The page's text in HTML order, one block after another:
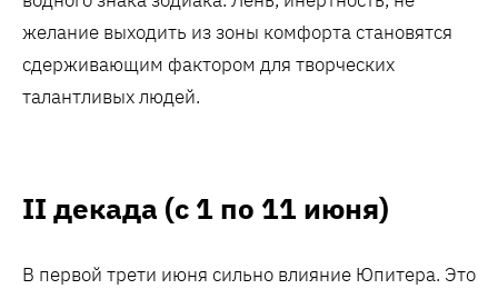
желание выходить из зоны комфорта становятся
сдерживающим фактором для творческих
талантливых людей.
II декада (с 1 по 11 июня)
В первой трети июня сильно влияние Юпитера. Это